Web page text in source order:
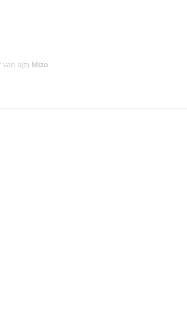
van a(z) Mizo